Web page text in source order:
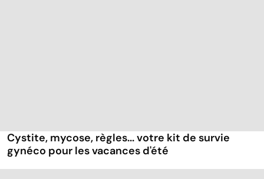
Cystite, mycose, règles... votre kit de survie
gynéco pour les vacances d'été